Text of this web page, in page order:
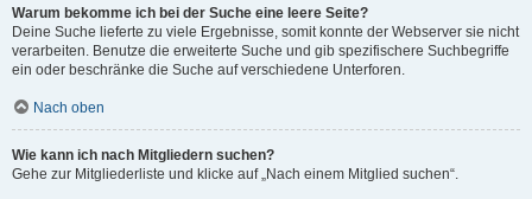
Warum bekomme ich bei der Suche eine leere Seite?
Deine Suche lieferte zu viele Ergebnisse, somit konnte der Webserver sie nicht
verarbeiten. Benutze die erweiterte Suche und gib spezifischere Suchbegriffe
ein oder beschränke die Suche auf verschiedene Unterforen.
Nach oben
Wie kann ich nach Mitgliedern suchen?
Gehe zur Mitgliederliste und klicke auf „Nach einem Mitglied suchen“.